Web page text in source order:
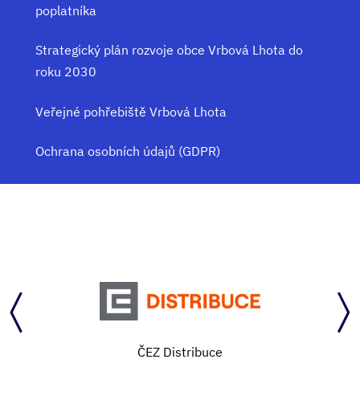
poplatníka
Strategický plán rozvoje obce Vrbová Lhota do
roku 2030
Veřejné pohřebiště Vrbová Lhota
Ochrana osobních údajů (GDPR)
ČEZ Distribuce